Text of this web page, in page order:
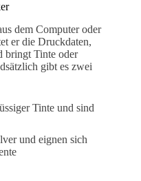
dem Computer oder
er die Druckdaten,
bringt Tinte oder
gibt es zwei
Tinte und sind
und eignen sich